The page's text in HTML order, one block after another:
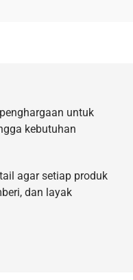
untuk
kebutuhan
agar setiap produk
dan layak